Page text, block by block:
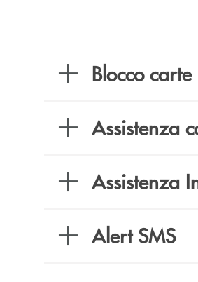
Blocco carte
Assistenza
Assistenza
Alert SMS